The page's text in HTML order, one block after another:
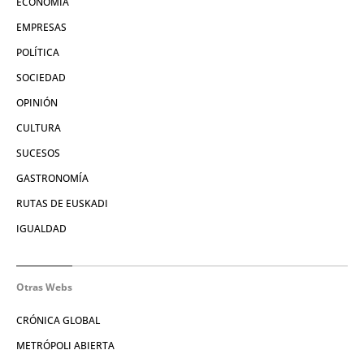
EMPRESAS
POLÍTICA
SOCIEDAD
OPINIÓN
CULTURA
SUCESOS
GASTRONOMÍA
RUTAS DE EUSKADI
IGUALDAD
Otras Webs
CRÓNICA GLOBAL
METRÓPOLI ABIERTA